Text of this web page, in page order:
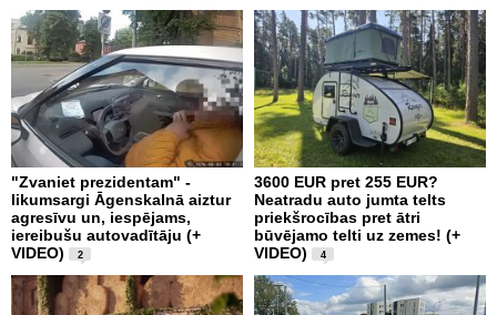
"Zvaniet prezidentam" -
likumsargi Āgenskalnā aiztur
agresīvu un, iespējams,
iereibušu autovadītāju (+
VIDEO)
2
3600 EUR pret 255 EUR?
Neatradu auto jumta telts
priekšrocības pret ātri
būvējamo telti uz zemes! (+
VIDEO)
4